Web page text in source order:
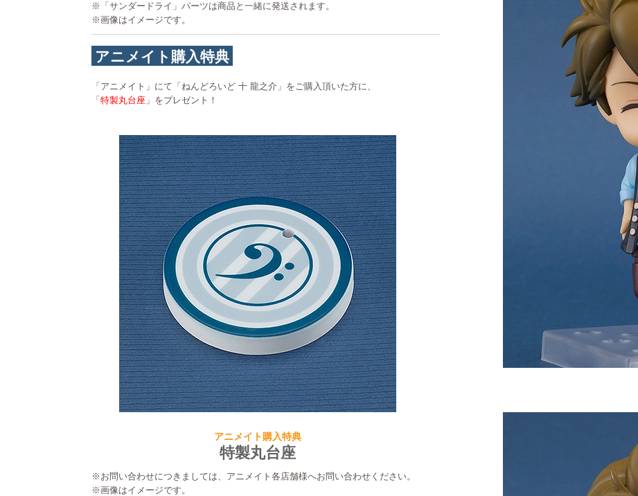
※「サンダードライ」パーツは商品と一緒に発送されます。
※画像はイメージです。
アニメイト購入特典
「アニメイト」にて「ねんどろいど 十 龍之介」をご購入頂いた方に、
「 特製丸台座 」をプレゼント！
アニメイト購入特典
特製丸台座
※お問い合わせにつきましては、アニメイト各店舗様へお問い合わせください。
※画像はイメージです。